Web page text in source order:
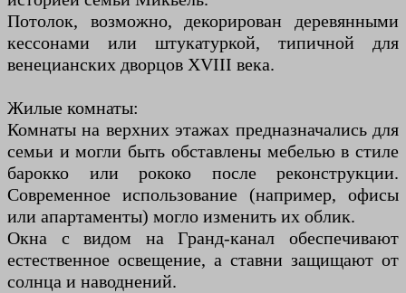
Потолок, возможно, декорирован деревянными
кессонами или штукатуркой, типичной для
венецианских дворцов XVIII века.
Жилые комнаты:
Комнаты на верхних этажах предназначались для
семьи и могли быть обставлены мебелью в стиле
барокко или рококо после реконструкции.
Современное использование (например, офисы
или апартаменты) могло изменить их облик.
Окна с видом на Гранд-канал обеспечивают
естественное освещение, а ставни защищают от
солнца и наводнений.